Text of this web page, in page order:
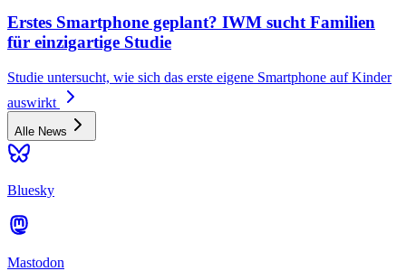
Erstes Smartphone geplant? IWM sucht Familien
für einzigartige Studie
Studie untersucht, wie sich das erste eigene Smartphone auf Kinder
auswirkt
Alle News
Bluesky
Mastodon